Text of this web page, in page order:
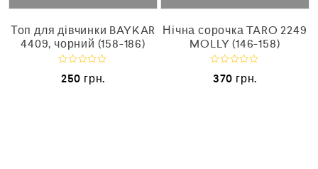
Топ для дівчинки BAYKAR
4409, чорний (158-186)
ц250 грн.
Нічна сорочка TARO 2249
MOLLY (146-158)
ц370 грн.